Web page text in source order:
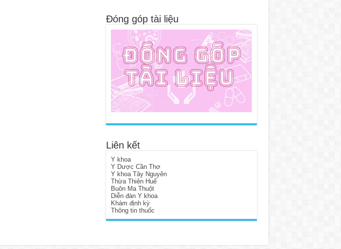
Đóng góp tài liệu
Liên kết
Y khoa
Y Dược Cần Thơ
Y khoa Tây Nguyên
Thừa Thiên Huế
Buôn Ma Thuột
Diễn đàn Y khoa
Khám định kỳ
Thông tin thuốc